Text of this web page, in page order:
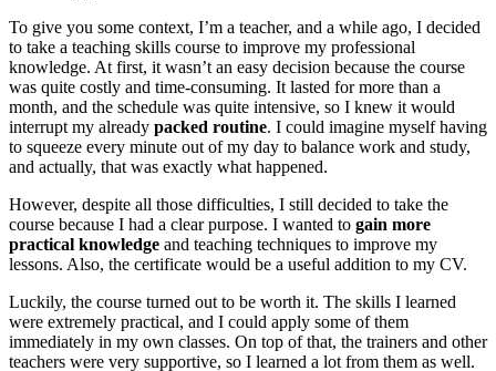
To give you some context, I’m a teacher, and a while ago, I decided
to take a teaching skills course to improve my professional
knowledge. At first, it wasn’t an easy decision because the course
was quite costly and time-consuming. It lasted for more than a
month, and the schedule was quite intensive, so I knew it would
interrupt my already packed routine. I could imagine myself having
to squeeze every minute out of my day to balance work and study,
and actually, that was exactly what happened.
However, despite all those difficulties, I still decided to take the
course because I had a clear purpose. I wanted to gain more
practical knowledge and teaching techniques to improve my
lessons. Also, the certificate would be a useful addition to my CV.
Luckily, the course turned out to be worth it. The skills I learned
were extremely practical, and I could apply some of them
immediately in my own classes. On top of that, the trainers and other
teachers were very supportive, so I learned a lot from them as well.